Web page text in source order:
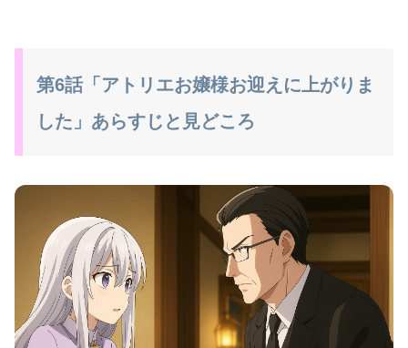
第6話「アトリエお嬢様お迎えに上がりま
した」あらすじと見どころ